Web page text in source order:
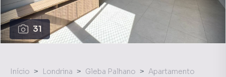
31
Início Londrina Gleba Palhano
Apartamento